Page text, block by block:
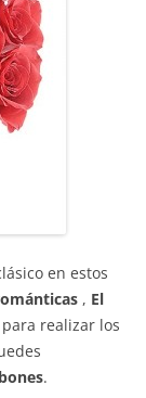
en estos
, El
realizar los
.